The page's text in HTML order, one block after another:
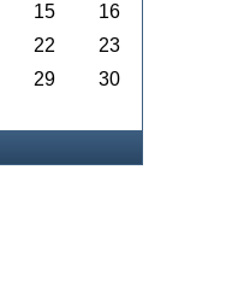
15
16
22
23
29
30